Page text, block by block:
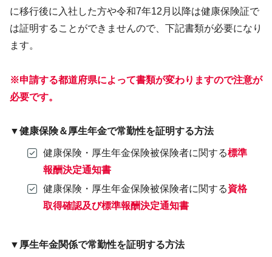
に移行後に入社した方や令和7年12月以降は健康保険証で
は証明することができませんので、下記書類が必要になり
ます。
※申請する都道府県によって書類が変わりますので注意が
必要です。
▼健康保険＆厚生年金で常勤性を証明する方法
健康保険・厚生年金保険被保険者に関する標準
報酬決定通知書
健康保険・厚生年金保険被保険者に関する資格
取得確認及び標準報酬決定通知書
▼厚生年金関係で常勤性を証明する方法